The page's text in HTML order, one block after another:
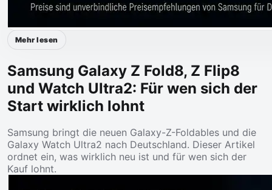
Mehr lesen
Samsung Galaxy Z Fold8, Z Flip8
und Watch Ultra2: Für wen sich der
Start wirklich lohnt
Samsung bringt die neuen Galaxy-Z-Foldables und die
Galaxy Watch Ultra2 nach Deutschland. Dieser Artikel
ordnet ein, was wirklich neu ist und für wen sich der
Kauf lohnt.